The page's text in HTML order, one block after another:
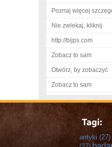
Poznaj więcej
Nie zwlekaj, kliknij
http://bijps.com
Zobacz to sam
Otwórz, by zobaczyć
Zobacz to sam
antyki (27)